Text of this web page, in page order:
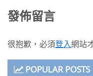
導
覽
發佈留言
很抱歉，必須登入網站
POPULAR POSTS